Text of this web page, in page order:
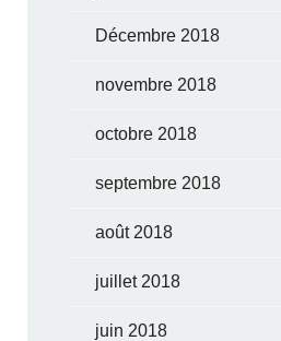
Décembre 2018
novembre 2018
octobre 2018
septembre 2018
août 2018
juillet 2018
juin 2018